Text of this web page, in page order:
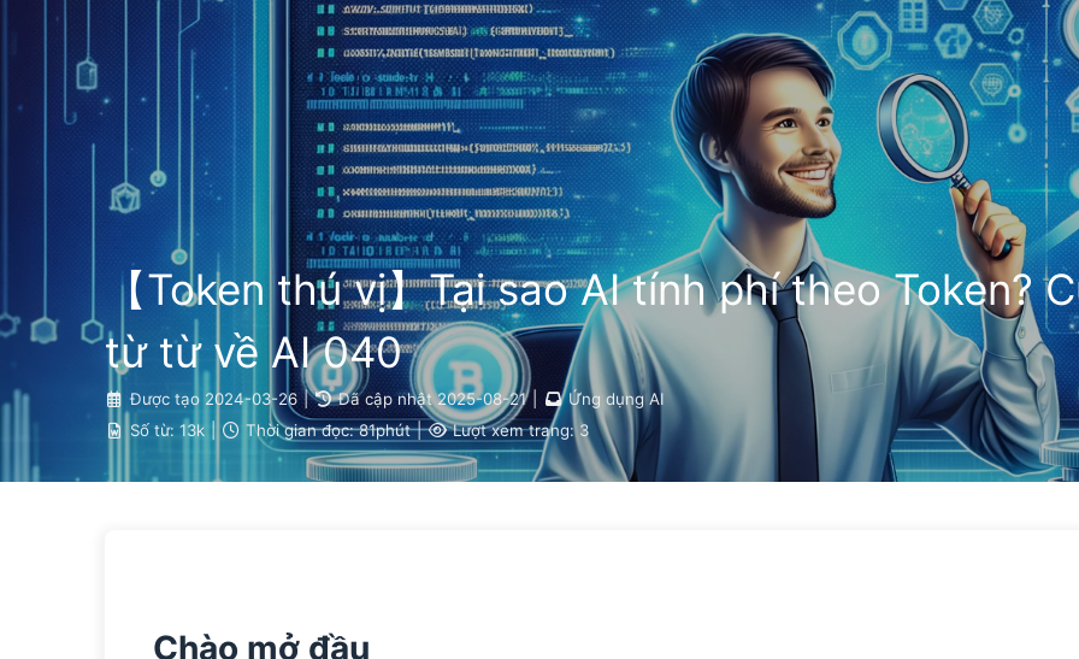
Con Đường Đến Chuyển Đổi Với AI Tìm kiếm Trang chủ Lưu trữ Thẻ
【Token thú vị】Tại sao AI tính phí theo Token?
từ từ về AI 040
Được tạo 2024-03-26 | Đã cập nhật 2025-08-21
Ứng dụng AI
Số từ: 13k Thời gian đọc: 81phút | Lượt xem trang: 3
Chào mở đầu